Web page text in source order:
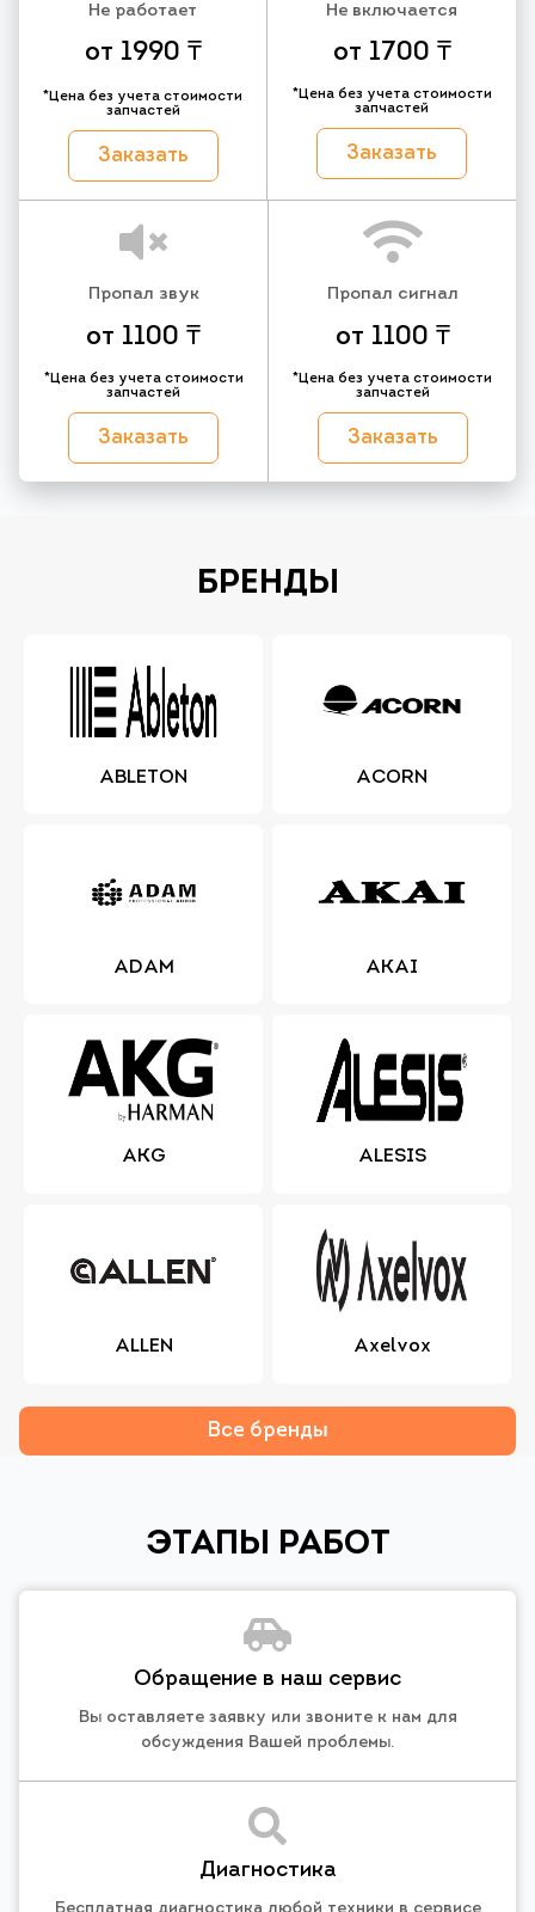
Не работает
от 1990 ₸
*Цена без учета стоимости
запчастей
Заказать
Не включается
от 1700 ₸
*Цена без учета стоимости
запчастей
Заказать
Пропал звук
от 1100 ₸
*Цена без учета стоимости
запчастей
Заказать
Пропал сигнал
от 1100 ₸
*Цена без учета стоимости
запчастей
Заказать
БРЕНДЫ
ABLETON ACORN
ADAM AKAI
AKG ALESIS
ALLEN Axelvox
Все бренды
ЭТАПЫ РАБОТ
Обращение в наш сервис
Вы оставляете заявку или звоните к нам для
обсуждения Вашей проблемы.
Диагностика